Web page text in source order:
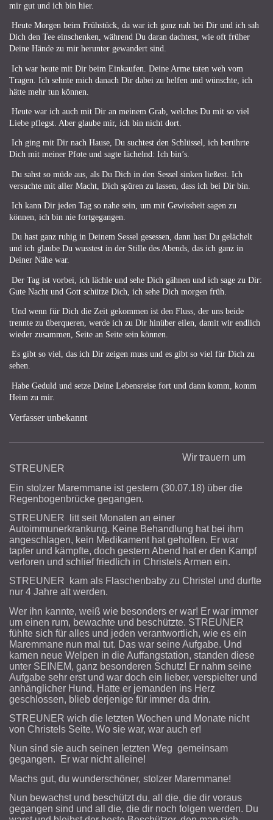
mir gut und ich bin hier.
Heute Morgen beim Frühstück, da war ich ganz nah bei Dir und ich sah
Dich den Tee einschenken, während Du daran dachtest, wie oft früher
Deine Hände zu mir herunter gewandert sind.
Ich war heute mit Dir beim Einkaufen. Deine Arme taten weh vom
Tragen. Ich sehnte mich danach Dir dabei zu helfen und wünschte, ich
hätte mehr tun können.
Heute war ich auch mit Dir an meinem Grab, welches Du mit so viel
Liebe pflegst. Aber glaube mir, ich bin nicht dort.
Ich ging mit Dir nach Hause, Du suchtest den Schlüssel, ich berührte
Dich mit meiner Pfote und sagte lächelnd: Ich bin’s.
Du sahst so müde aus, als Du Dich in den Sessel sinken ließest. Ich
versuchte mit aller Macht, Dich spüren zu lassen, dass ich bei Dir bin.
Ich kann Dir jeden Tag so nahe sein, um mit Gewissheit sagen zu
können, ich bin nie fortgegangen.
Du hast ganz ruhig in Deinem Sessel gesessen, dann hast Du gelächelt
und ich glaube Du wusstest in der Stille des Abends, das ich ganz in
Deiner Nähe war.
Der Tag ist vorbei, ich lächle und sehe Dich gähnen und ich sage zu Dir:
Gute Nacht und Gott schütze Dich, ich sehe Dich morgen früh.
Und wenn für Dich die Zeit gekommen ist den Fluss, der uns beide
trennte zu überqueren, werde ich zu Dir hinüber eilen, damit wir endlich
wieder zusammen, Seite an Seite sein können.
Es gibt so viel, das ich Dir zeigen muss und es gibt so viel für Dich zu
sehen.
Habe Geduld und setze Deine Lebensreise fort und dann komm, komm
Heim zu mir.
Verfasser unbekannt
Wir trauern um
STREUNER
Ein stolzer Maremmane ist gestern (30.07.18) über die
Regenbogenbrücke gegangen.
STREUNER litt seit Monaten an einer
Autoimmunerkrankung. Keine Behandlung hat bei ihm
angeschlagen, kein Medikament hat geholfen. Er war
tapfer und kämpfte, doch gestern Abend hat er den Kampf
verloren und schlief friedlich in Christels Armen ein.
STREUNER kam als Flaschenbaby zu Christel und durfte
nur 4 Jahre alt werden.
Wer ihn kannte, weiß wie besonders er war! Er war immer
um einen rum, bewachte und beschützte. STREUNER
fühlte sich für alles und jeden verantwortlich, wie es ein
Maremmane nun mal tut. Das war seine Aufgabe. Und
kamen neue Welpen in die Auffangstation, standen diese
unter SEINEM, ganz besonderen Schutz! Er nahm seine
Aufgabe sehr erst und war doch ein lieber, verspielter und
anhänglicher Hund. Hatte er jemanden ins Herz
geschlossen, blieb derjenige für immer da drin.
STREUNER wich die letzten Wochen und Monate nicht
von Christels Seite. Wo sie war, war auch er!
Nun sind sie auch seinen letzten Weg gemeinsam
gegangen. Er war nicht alleine!
Machs gut, du wunderschöner, stolzer Maremmane!
Nun bewachst und beschützt du, all die, die dir voraus
gegangen sind und all die, die dir noch folgen werden. Du